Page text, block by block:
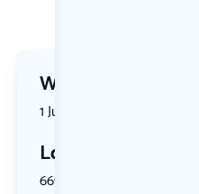
Wanneer?
1 July 2026 | 14:00
Locatie
6691 AZ Ge...